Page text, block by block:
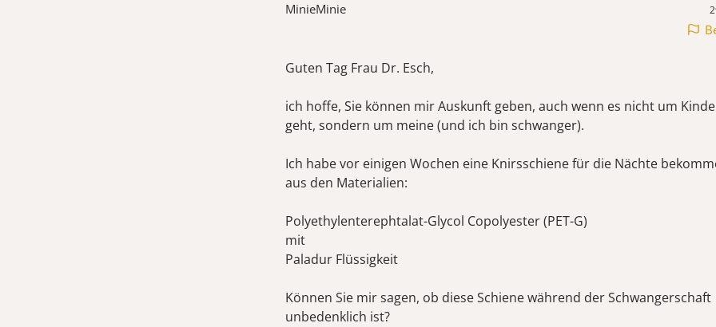
MinieMinie
Guten Tag Frau Dr. Esch,
ich hoffe, Sie können mir Auskunft geben, auch wenn es nicht um
geht, sondern um meine (und ich bin schwanger).
Ich habe vor einigen Wochen eine Knirsschiene für die Nächte
aus den Materialien:
Polyethylenterephtalat-Glycol Copolyester (PET-G)
mit
Paladur Flüssigkeit
Können Sie mir sagen, ob diese Schiene während der Schwangerschaft
unbedenklich ist?